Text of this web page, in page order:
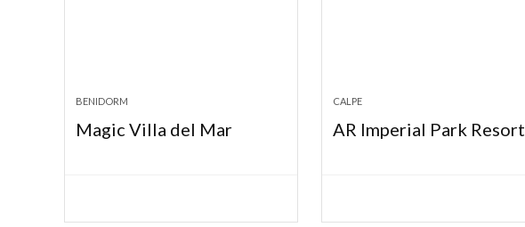
BENIDORM
Magic Villa del Mar
CALPE
AR Imperial Park Resort